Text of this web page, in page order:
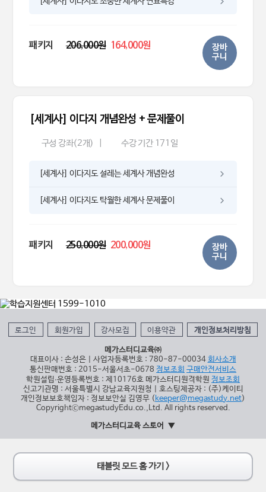
패키지 206,000원 164,000원
장바
구니
[세계사] 이다지 개념완성 + 문제풀이
구성 강좌(2개) 수강 기간 171일
[세계사] 이다지도 설레는 세계사 개념완성
[세계사] 이다지도 탁월한 세계사 문제풀이
패키지 250,000원 200,000원
장바
구니
로그인 회원가입 강사모집 이용약관 개인정보처리방침
메가스터디교육㈜
대표이사 : 손성은 | 사업자등록번호 : 780-87-00034 회사소개
통신판매번호 : 2015-서울서초-0678 정보조회 구매안전서비스
학원설립∙운영등록번호 : 제10176호 메가스터디원격학원 정보조회
신고기관명 : 서울특별시 강남교육지원청 | 호스팅제공자 : (주)케이티
개인정보보호책임자 : 정보보안실 김영무 (keeper@megastudy.net)
CopyrightⓒmegastudyEdu.co.,Ltd. All rights reserved.
메가스터디교육 스토어
태블릿 모드 홈 가기 >